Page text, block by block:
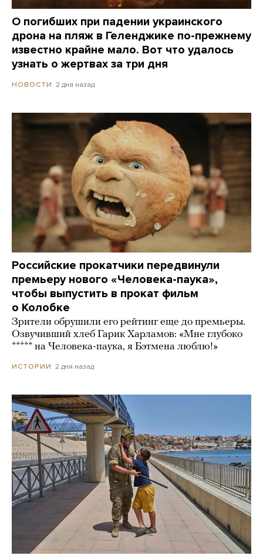
О погибших при падении украинского
дрона на пляж в Геленджике по-прежнему
известно крайне мало. Вот что удалось
узнать о жертвах за три дня
НОВОСТИ 2 дня назад
Российские прокатчики передвинули
премьеру нового «Человека-паука»,
чтобы выпустить в прокат фильм
о Колобке
Зрители обрушили его рейтинг еще до премьеры.
Озвучивший хлеб Гарик Харламов: «Мне глубоко
***** на Человека-паука, я Бэтмена люблю!»
ИСТОРИИ 2 дня назад